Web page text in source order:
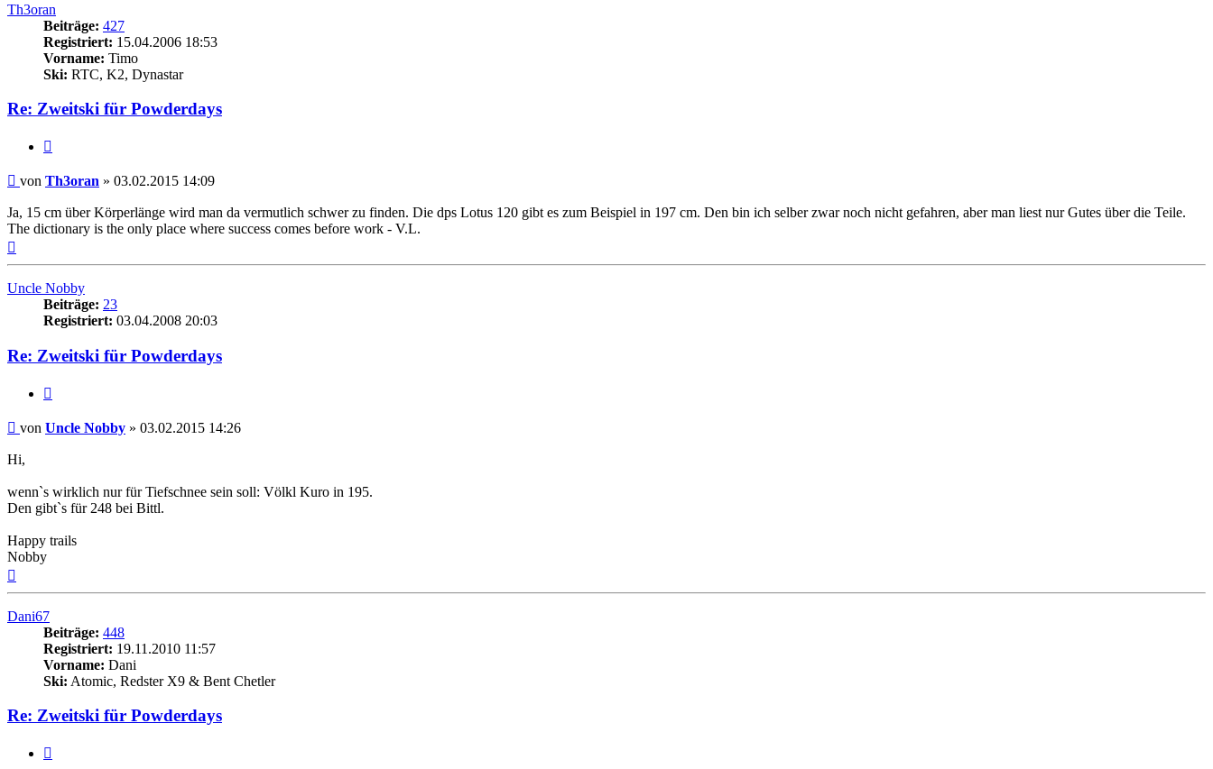
Th3oran
Beiträge: 427
Registriert: 15.04.2006 18:53
Vorname: Timo
Ski: RTC, K2, Dynastar
Re: Zweitski für Powderdays
Beitrag
von Th3oran » 03.02.2015 14:09
Ja, 15 cm über Körperlänge wird man da vermutlich schwer zu finden. Die dps Lotus 120 gibt es zum Beispiel in 197 cm. Den bin ich selber zwar noch nicht gefahren, aber man liest nur Gutes über die Teile.
The dictionary is the only place where success comes before work - V.L.
Uncle Nobby
Beiträge: 23
Registriert: 03.04.2008 20:03
Re: Zweitski für Powderdays
Beitrag
von Uncle Nobby » 03.02.2015 14:26
Hi,
wenn`s wirklich nur für Tiefschnee sein soll: Völkl Kuro in 195.
Den gibt`s für 248 bei Bittl.
Happy trails
Nobby
Dani67
Beiträge: 448
Registriert: 19.11.2010 11:57
Vorname: Dani
Ski: Atomic, Redster X9 & Bent Chetler
Re: Zweitski für Powderdays